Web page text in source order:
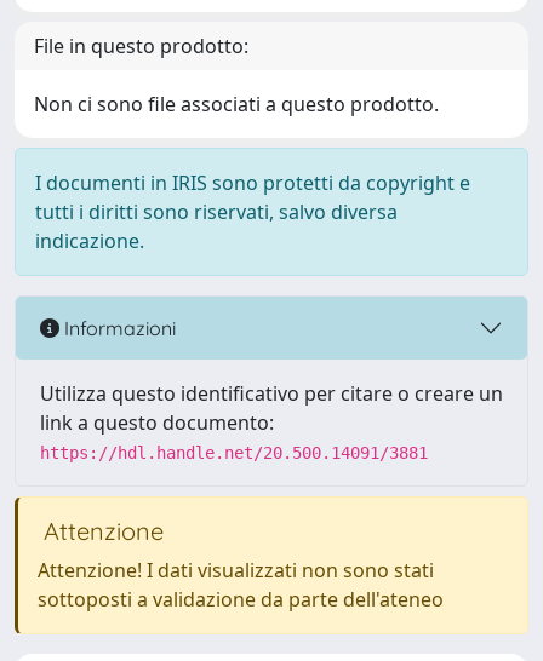
File in questo prodotto:
Non ci sono file associati a questo prodotto.
I documenti in IRIS sono protetti da copyright e
tutti i diritti sono riservati, salvo diversa
indicazione.
Informazioni
Utilizza questo identificativo per citare o creare un
link a questo documento:
https://hdl.handle.net/20.500.14091/3881
Attenzione
Attenzione! I dati visualizzati non sono stati
sottoposti a validazione da parte dell'ateneo